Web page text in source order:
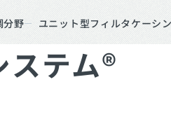
分野 ユニット型フィルタケーシ
ステム®